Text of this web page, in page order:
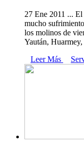
27 Ene 2011 ...
mucho
los molinos de
Yaután,
Leer Más